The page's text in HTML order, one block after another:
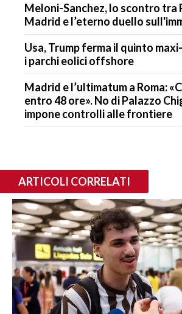
Meloni-Sanchez, lo scontro tra
Madrid e l’eterno duello
Usa, Trump ferma il quinto
i parchi eolici offshore
Madrid e l’ultimatum a Roma:
entro 48 ore». No di Palazzo
impone controlli alle frontiere
ARTICOLI CORRELATI